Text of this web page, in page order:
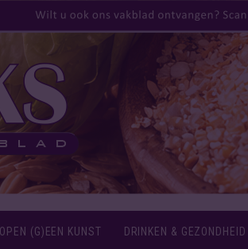
(G)EEN KUNST DRINKEN & GEZONDHEID